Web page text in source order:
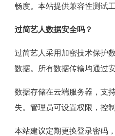
畅度。本站提供兼容性测试
过简艺人数据安全吗？
过简艺人采用加密技术保护
数据。所有数据传输均通过安
数据存储在云端服务器，支
失。管理员可设置权限，控
本站建议定期更换登录密码